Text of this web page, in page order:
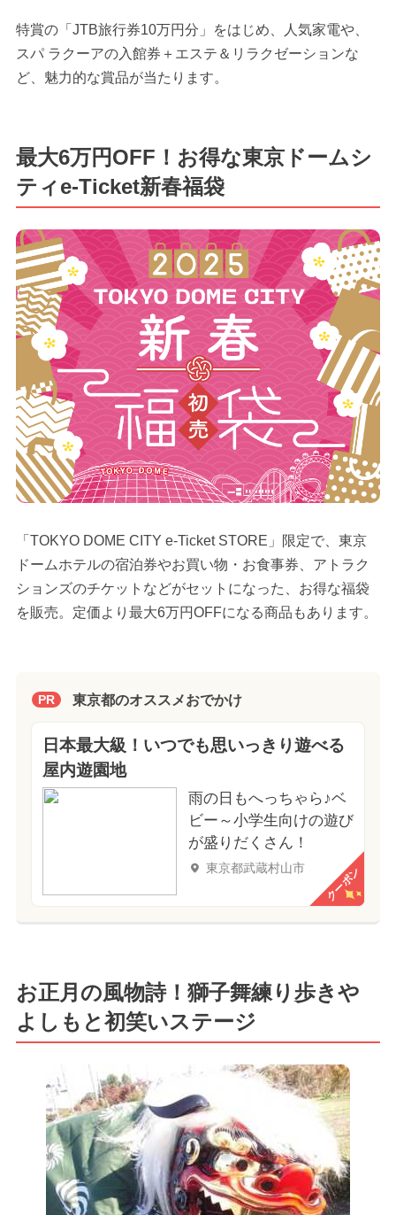
特賞の「JTB旅行券10万円分」をはじめ、人気家電や、
スパ ラクーアの入館券＋エステ＆リラクゼーションな
ど、魅力的な賞品が当たります。
最大6万円OFF！お得な東京ドームシ
ティe-Ticket新春福袋
「TOKYO DOME CITY e-Ticket STORE」限定で、東京
ドームホテルの宿泊券やお買い物・お食事券、アトラク
ションズのチケットなどがセットになった、お得な福袋
を販売。定価より最大6万円OFFになる商品もあります。
PR 東京都のオススメおでかけ
日本最大級！いつでも思いっきり遊べる
屋内遊園地
雨の日もへっちゃら♪ベ
ビー～小学生向けの遊び
が盛りだくさん！
東京都武蔵村山市 クーポン
お正月の風物詩！獅子舞練り歩きや
よしもと初笑いステージ